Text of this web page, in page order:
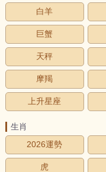
白羊
巨蟹
天秤
摩羯
上升星座
生肖
2026運勢
虎